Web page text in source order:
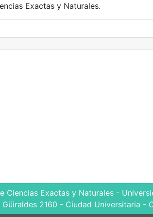
Exactas y Naturales.
Ciencias Exactas y Naturales -
Güiraldes 2160 - Ciudad Universitaria -